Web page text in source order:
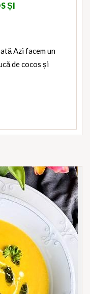
ȘI
Azi facem un
de cocos și